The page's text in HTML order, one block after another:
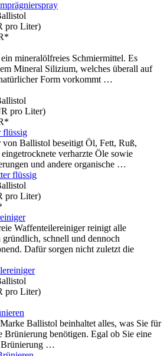
pro Liter)
mineralölfreies Schmiermittel. Es
Mineral Silizium, welches überall auf
Form vorkommt …
pro Liter)
flüssig
von Ballistol beseitigt Öl, Fett, Ruß,
verharzte Öle sowie
und andere organische …
pro Liter)
Waffenteilereiniger reinigt alle
gründlich, schnell und dennoch
Dafür sorgen nicht zuletzt die
pro Liter)
Ballistol beinhaltet alles, was Sie für
Brünierung benötigen. Egal ob Sie eine
Brünierung …